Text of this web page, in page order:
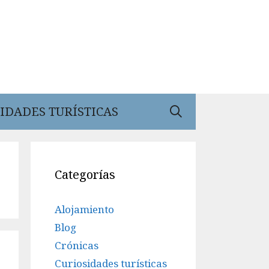
TURÍSTICAS
Categorías
Alojamiento
Blog
Crónicas
Curiosidades turísticas